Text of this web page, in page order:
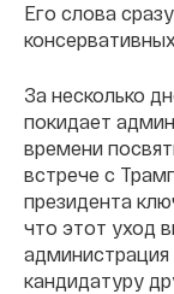
Его слова
За несколько
покидает
времени
встрече с
президента
что этот уход
администрация
кандидатуру